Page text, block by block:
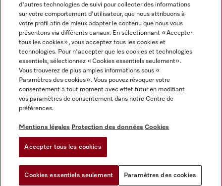
Mentions légales
CGV
Protection des données
Paramètres des cookies
Miele sur Youtube
d'autres technologies de suivi pour collecter des informations
sur votre comportement d'utilisateur, que nous attribuons à
votre profil afin de mieux adapter le contenu que nous vous
présentons via différents canaux. En sélectionnant « Accepter
tous les cookies », vous acceptez tous les cookies et
technologies. Pour n'accepter que les cookies et technologies
essentiels, sélectionnez « Cookies essentiels seulement».
Vous trouverez de plus amples informations sous «
Paramètres des cookies ». Vous pouvez révoquer votre
consentement à tout moment avec effet futur en modifiant
vos paramètres de consentement dans notre Centre de
préférences.
Mentions légales Protection des données Cookies
Accepter tous les cookies
Cookies essentiels seulement Paramètres des cookies